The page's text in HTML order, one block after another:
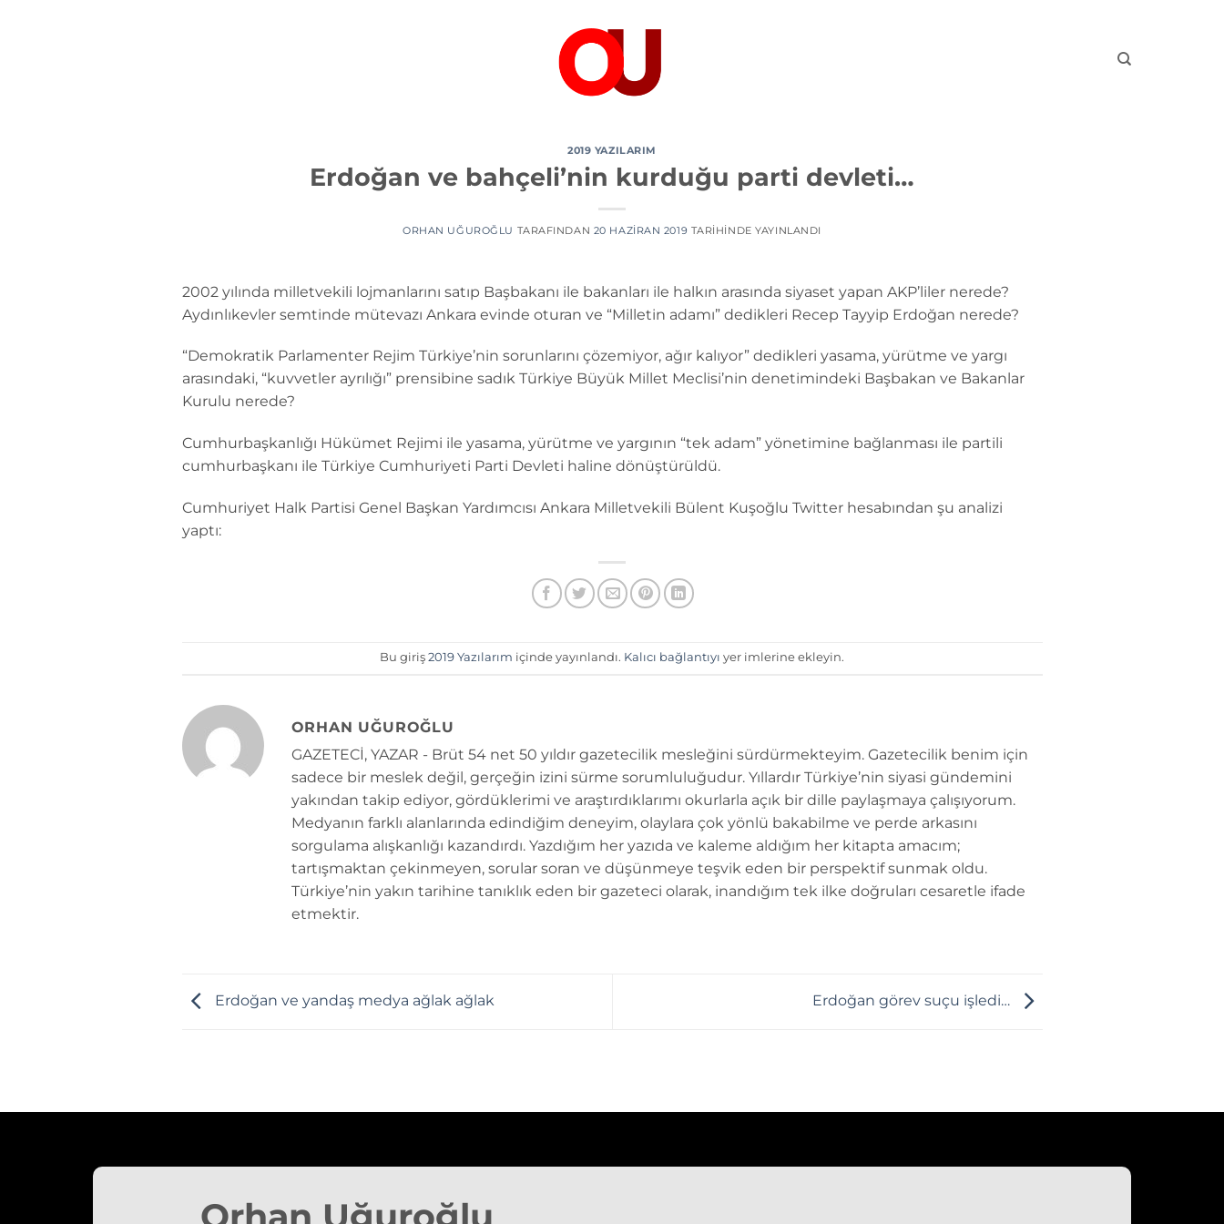
2019 YAZILARIM
Erdoğan ve bahçeli’nin kurduğu parti devleti…
ORHAN UĞUROĞLU TARAFINDAN 20 HAZIRAN 2019 TARIHINDE YAYINLANDI
2002 yılında milletvekili lojmanlarını satıp Başbakanı ile bakanları ile halkın arasında siyaset yapan AKP’liler nerede?
Aydınlıkevler semtinde mütevazı Ankara evinde oturan ve “Milletin adamı” dedikleri Recep Tayyip Erdoğan nerede?
“Demokratik Parlamenter Rejim Türkiye’nin sorunlarını çözemiyor, ağır kalıyor” dedikleri yasama, yürütme ve yargı
arasındaki, “kuvvetler ayrılığı” prensibine sadık Türkiye Büyük Millet Meclisi’nin denetimindeki Başbakan ve Bakanlar
Kurulu nerede?
Cumhurbaşkanlığı Hükümet Rejimi ile yasama, yürütme ve yargının “tek adam” yönetimine bağlanması ile partili
cumhurbaşkanı ile Türkiye Cumhuriyeti Parti Devleti haline dönüştürüldü.
Cumhuriyet Halk Partisi Genel Başkan Yardımcısı Ankara Milletvekili Bülent Kuşoğlu Twitter hesabından şu analizi
yaptı:
Bu giriş 2019 Yazılarım içinde yayınlandı. Kalıcı bağlantıyı yer imlerine ekleyin.
ORHAN UĞUROĞLU
GAZETECİ, YAZAR - Brüt 54 net 50 yıldır gazetecilik mesleğini sürdürmekteyim. Gazetecilik benim için
sadece bir meslek değil, gerçeğin izini sürme sorumluluğudur. Yıllardır Türkiye’nin siyasi gündemini
yakından takip ediyor, gördüklerimi ve araştırdıklarımı okurlarla açık bir dille paylaşmaya çalışıyorum.
Medyanın farklı alanlarında edindiğim deneyim, olaylara çok yönlü bakabilme ve perde arkasını
sorgulama alışkanlığı kazandırdı. Yazdığım her yazıda ve kaleme aldığım her kitapta amacım;
tartışmaktan çekinmeyen, sorular soran ve düşünmeye teşvik eden bir perspektif sunmak oldu.
Türkiye’nin yakın tarihine tanıklık eden bir gazeteci olarak, inandığım tek ilke doğruları cesaretle ifade
etmektir.
Erdoğan ve yandaş medya ağlak ağlak Erdoğan görev suçu işledi…